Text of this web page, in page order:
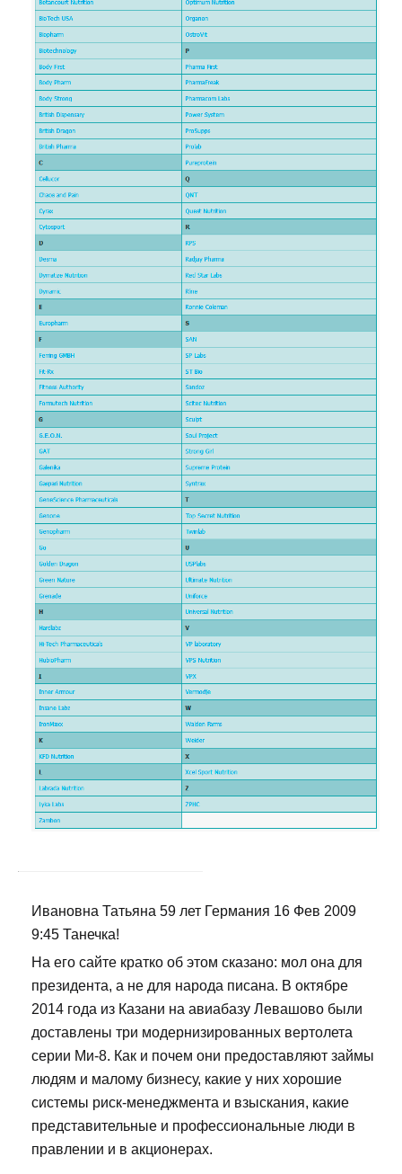
Ивановна Татьяна 59 лет Германия 16 Фев 2009
9:45 Танечка!
На его сайте кратко об этом сказано: мол она для
президента, а не для народа писана. В октябре
2014 года из Казани на авиабазу Левашово были
доставлены три модернизированных вертолета
серии Ми-8. Как и почем они предоставляют займы
людям и малому бизнесу, какие у них хорошие
системы риск-менеджмента и взыскания, какие
представительные и профессиональные люди в
правлении и в акционерах.